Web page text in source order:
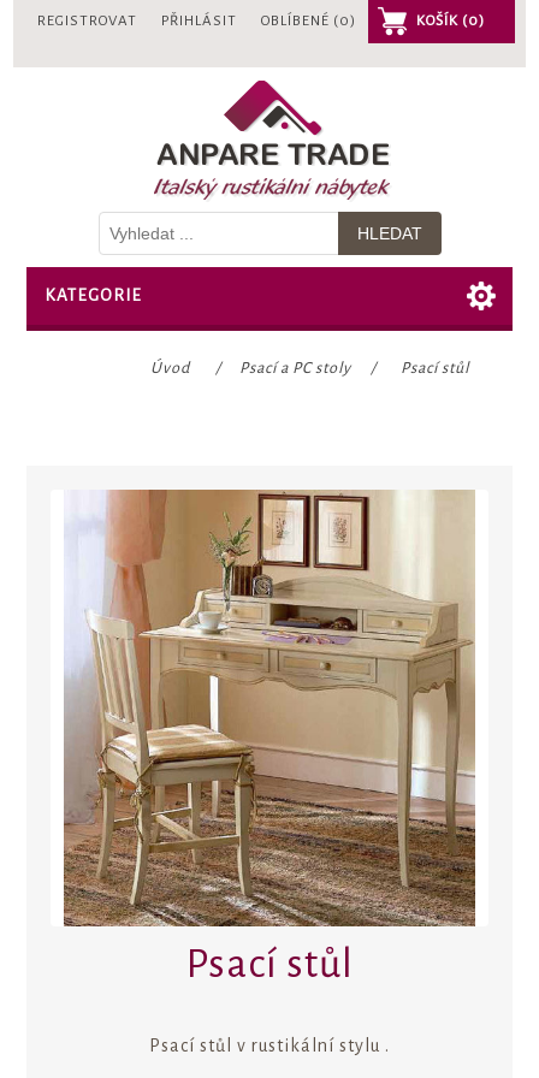
REGISTROVAT PŘIHLÁSIT OBLÍBENÉ (0) KOŠÍK (0)
KATEGORIE
Úvod / Psací a PC stoly / Psací stůl
Psací stůl
Psací stůl v rustikální stylu .